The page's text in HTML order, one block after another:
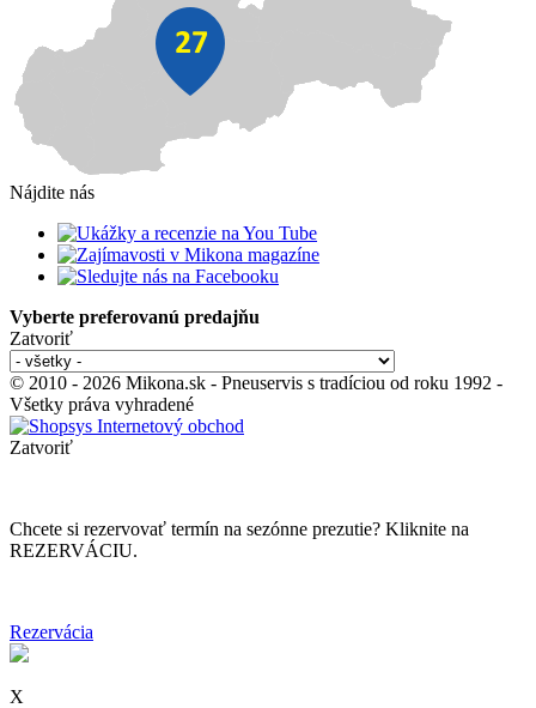
Nájdite nás
Vyberte preferovanú predajňu
Zatvoriť
© 2010 - 2026 Mikona.sk - Pneuservis s tradíciou od roku 1992 -
Všetky práva vyhradené
Zatvoriť
Chcete si rezervovať termín na sezónne prezutie? Kliknite na
REZERVÁCIU.
Rezervácia
X